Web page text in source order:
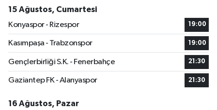
15 Ağustos, Cumartesi
Konyaspor - Rizespor
19:00
Kasımpaşa - Trabzonspor 19:00
Gençlerbirliği S.K. - Fenerbahçe 21:30
Gaziantep FK - Alanyaspor 21:30
16 Ağustos, Pazar